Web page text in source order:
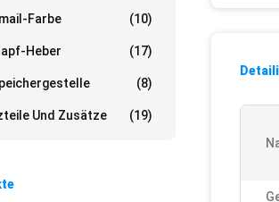
Farbe (10)
Heber (17)
(8)
Und Zusätze (19)